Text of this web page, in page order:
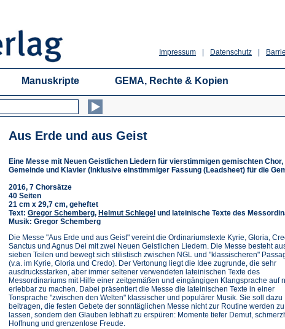
Datenschutz
Impressum
Manuskripte GEMA, Rechte & Kopien
Aus Erde und aus Geist
Eine Messe mit Neuen Geistlichen Liedern für vierstimmigen gemischten Chor,
Gemeinde und Klavier (Inklusive einstimmiger Fassung (Leadsheet) für die
2016, 7 Chorsätze
40 Seiten
21 cm x 29,7 cm, geheftet
Text: Gregor Schemberg, Helmut Schlegel und lateinische Texte des
Musik: Gregor Schemberg
Die Messe "Aus Erde und aus Geist" vereint die Ordinariumstexte Kyrie, Gloria,
Sanctus und Agnus Dei mit zwei Neuen Geistlichen Liedern. Die Messe besteht
sieben Teilen und bewegt sich stilistisch zwischen NGL und "klassischeren"
(v.a. im Kyrie, Gloria und Credo). Der Vertonung liegt die Idee zugrunde, die sehr
ausdrucksstarken, aber immer seltener verwendeten lateinischen Texte des
Messordinariums mit Hilfe einer zeitgemäßen und eingängigen Klangsprache auf
erlebbar zu machen. Dabei präsentiert die Messe die lateinischen Texte in einer
Tonsprache "zwischen den Welten" klassischer und populärer Musik. Sie soll dazu
beitragen, die festen Gebete der sonntäglichen Messe nicht zur Routine werden zu
lassen, sondern den Glauben lebhaft zu erspüren: Momente tiefer Demut,
Hoffnung und grenzenlose Freude.